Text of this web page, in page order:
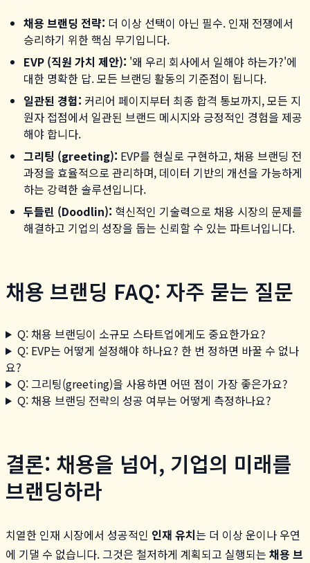
채용 브랜딩 전략: 더 이상 선택이 아닌 필수. 인재 전쟁에서
승리하기 위한 핵심 무기입니다.
EVP (직원 가치 제안): '왜 우리 회사에서 일해야 하는가?'에
대한 명확한 답. 모든 브랜딩 활동의 기준점이 됩니다.
일관된 경험: 커리어 페이지부터 최종 합격 통보까지, 모든 지
원자 접점에서 일관된 브랜드 메시지와 긍정적인 경험을 제공
해야 합니다.
그리팅 (greeting): EVP를 현실로 구현하고, 채용 브랜딩 전
과정을 효율적으로 관리하며, 데이터 기반의 개선을 가능하게
하는 강력한 솔루션입니다.
두들린 (Doodlin): 혁신적인 기술력으로 채용 시장의 문제를
해결하고 기업의 성장을 돕는 신뢰할 수 있는 파트너입니다.
채용 브랜딩 FAQ: 자주 묻는 질문
Q: 채용 브랜딩이 소규모 스타트업에게도 중요한가요?
Q: EVP는 어떻게 설정해야 하나요? 한 번 정하면 바꿀 수 없나
요?
Q: 그리팅(greeting)을 사용하면 어떤 점이 가장 좋은가요?
Q: 채용 브랜딩 전략의 성공 여부는 어떻게 측정하나요?
결론: 채용을 넘어, 기업의 미래를
브랜딩하라
치열한 인재 시장에서 성공적인 인재 유치는 더 이상 운이나 우연
에 기댈 수 없습니다. 그것은 철저하게 계획되고 실행되는 채용 브